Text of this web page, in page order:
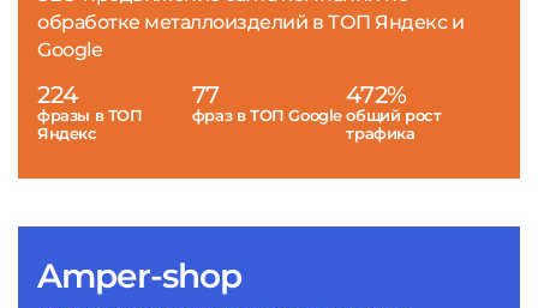
Amper-shop
обработке металлоизделий в ТОП Яндекс и
Google
224
фразы в ТОП
Яндекс
77
фраз в ТОП Google
472%
общий рост
трафика